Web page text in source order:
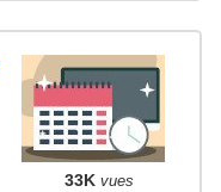
33K vues